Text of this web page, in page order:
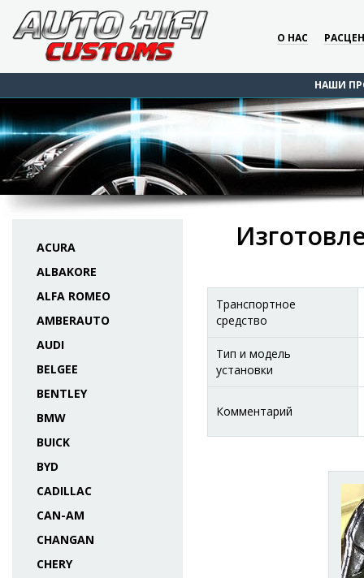
О НАС
НАШИ
ACURA
ALBAKORE
ALFA ROMEO
AMBERAUTO
AUDI
BELGEE
BENTLEY
BMW
BUICK
BYD
CADILLAC
CAN-AM
CHANGAN
CHERY
Транспортное
средство
Тип и модель
установки
Комментарий